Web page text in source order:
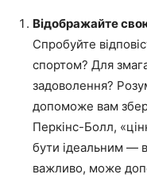
Відображайте
Спробуйте
спортом? Для
задоволення?
допоможе вам
Перкінс-Болл,
бути ідеальним —
важливо, може